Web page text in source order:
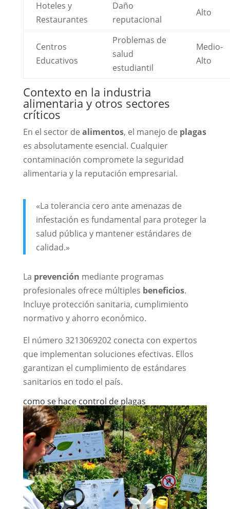
Hoteles y
Restaurantes
Daño
reputacional
Alto
Centros
Educativos
Problemas de
salud
estudiantil
Medio-
Alto
Contexto en la industria
alimentaria y otros sectores
críticos
En el sector de alimentos, el manejo de plagas
es absolutamente esencial. Cualquier
contaminación compromete la seguridad
alimentaria y la reputación empresarial.
«La tolerancia cero ante amenazas de
infestación es fundamental para proteger la
salud pública y mantener estándares de
calidad.»
La prevención mediante programas
profesionales ofrece múltiples beneficios.
Incluye protección sanitaria, cumplimiento
normativo y ahorro económico.
El número 3213069202 conecta con expertos
que implementan soluciones efectivas. Ellos
garantizan el cumplimiento de estándares
sanitarios en todo el país.
como se hace control de plagas